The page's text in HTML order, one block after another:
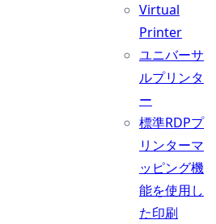
Virtual
Printer
ユニバーサ
ルプリンタ
ー
標準RDPプ
リンターマ
ッピング機
能を使用し
た印刷